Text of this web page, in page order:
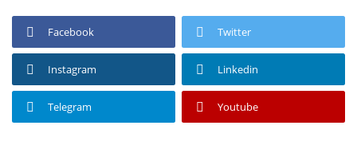
Facebook Twitter
Instagram Linkedin
Telegram Youtube